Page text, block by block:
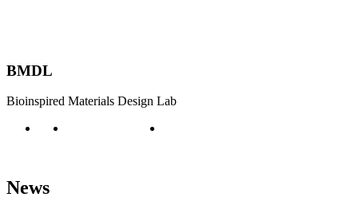
BMDL
Bioinspired Materials Design Lab
News